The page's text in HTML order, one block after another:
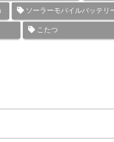
ソーラーモバイルバッテリ
こたつ